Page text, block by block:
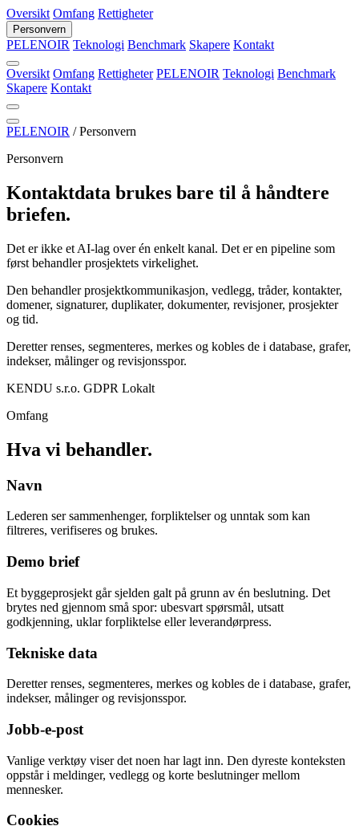
Oversikt Omfang Rettigheter
Personvern
PELENOIR Teknologi Benchmark Skapere Kontakt
Oversikt Omfang Rettigheter PELENOIR Teknologi Benchmark
Skapere Kontakt
PELENOIR / Personvern
Personvern
Kontaktdata brukes bare til å håndtere
briefen.
Det er ikke et AI-lag over én enkelt kanal. Det er en pipeline som
først behandler prosjektets virkelighet.
Den behandler prosjektkommunikasjon, vedlegg, tråder, kontakter,
domener, signaturer, duplikater, dokumenter, revisjoner, prosjekter
og tid.
Deretter renses, segmenteres, merkes og kobles de i database, grafer,
indekser, målinger og revisjonsspor.
KENDU s.r.o. GDPR Lokalt
Omfang
Hva vi behandler.
Navn
Lederen ser sammenhenger, forpliktelser og unntak som kan
filtreres, verifiseres og brukes.
Demo brief
Et byggeprosjekt går sjelden galt på grunn av én beslutning. Det
brytes ned gjennom små spor: ubesvart spørsmål, utsatt
godkjenning, uklar forpliktelse eller leverandørpress.
Tekniske data
Deretter renses, segmenteres, merkes og kobles de i database, grafer,
indekser, målinger og revisjonsspor.
Jobb-e-post
Vanlige verktøy viser det noen har lagt inn. Den dyreste konteksten
oppstår i meldinger, vedlegg og korte beslutninger mellom
mennesker.
Cookies